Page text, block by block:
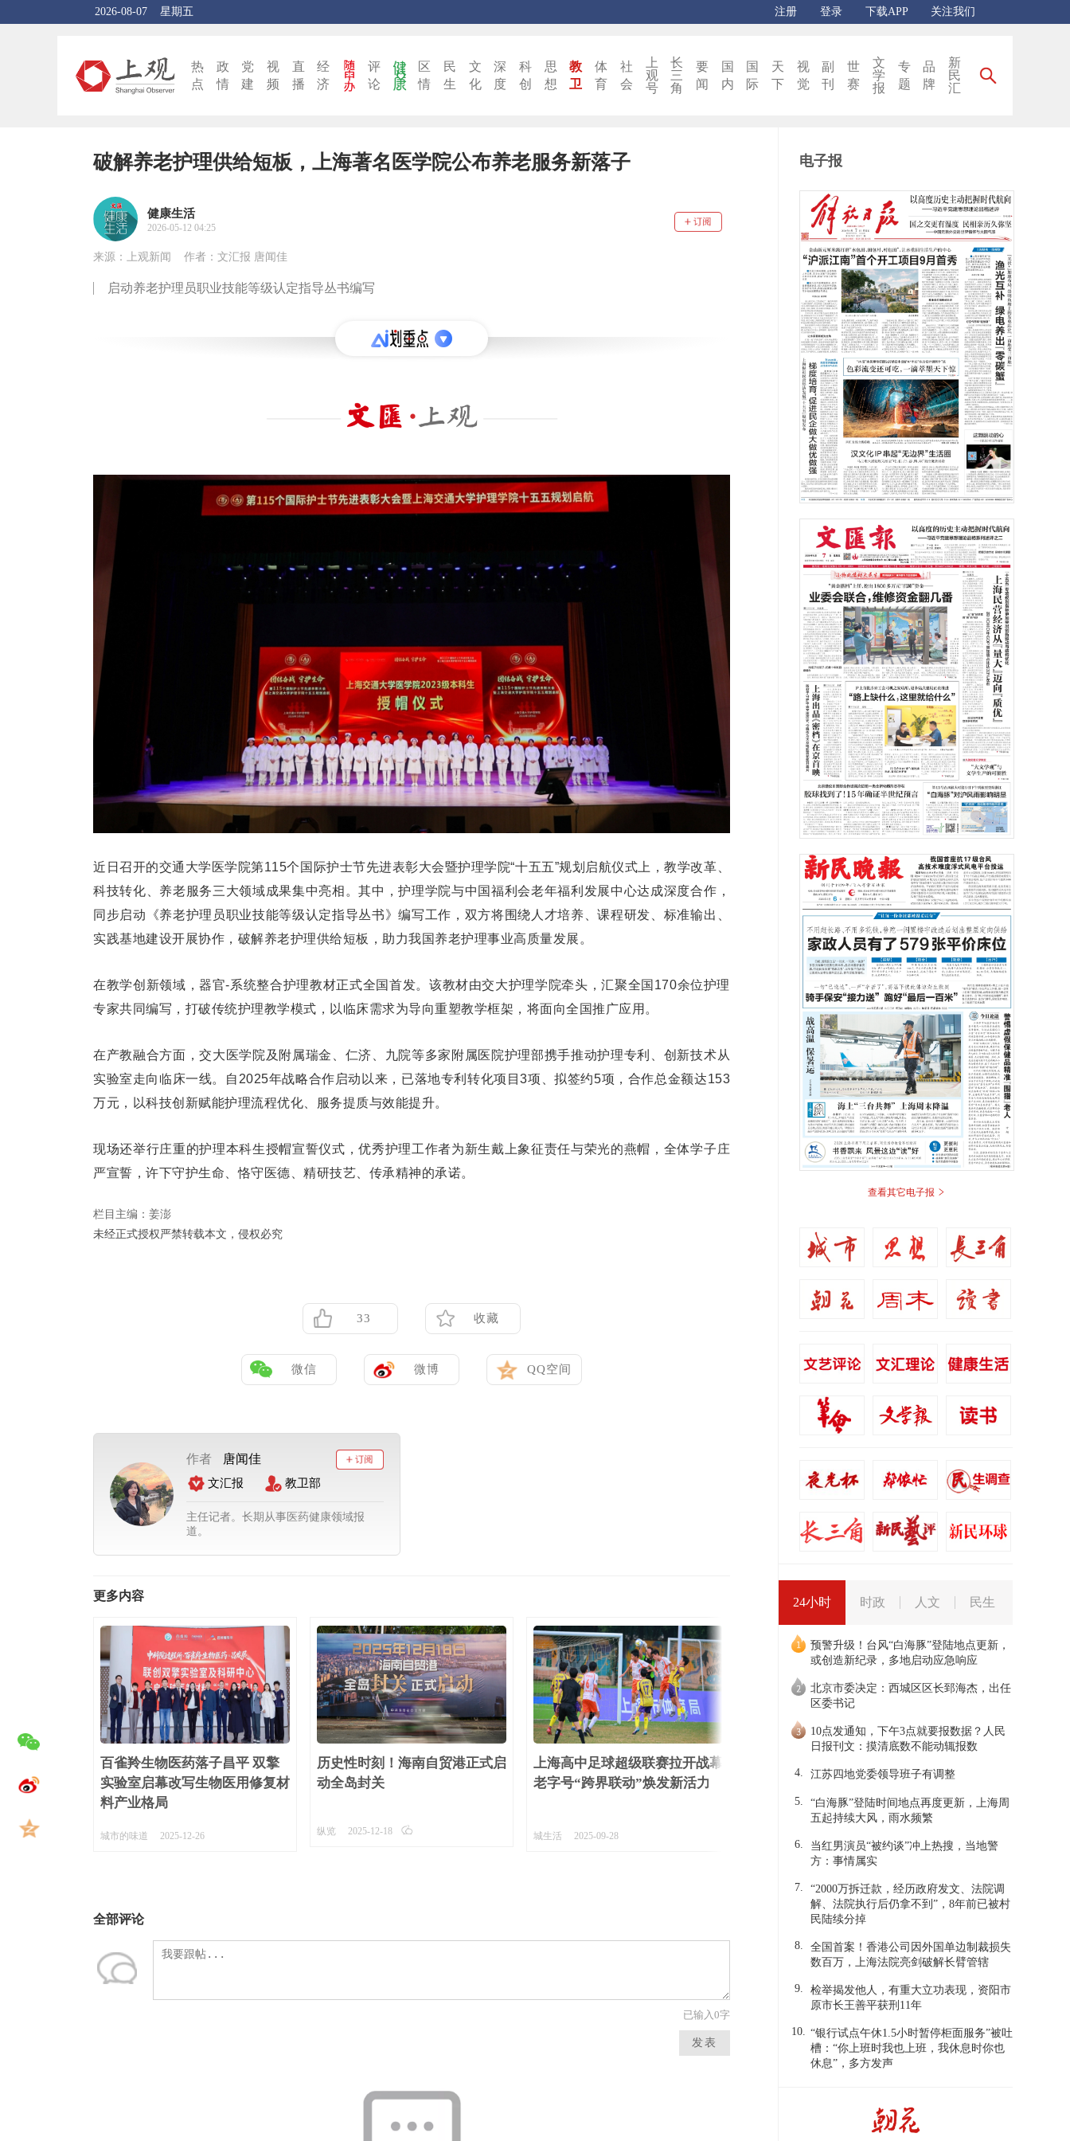
2026-08-07 星期五 注册 登录 下载APP 关注我们
热
点
政
情
党
建
视
频
直
播
经
济
评
论
区
情
民
生
文
化
深
度
科
创
思
想
教
卫
体
育
社
会
上
观
号
长
三
角
要
闻
国
内
国
际
天
下
视
觉
副
刊
世
赛
文
学
报
专
题
品
牌
新
民
汇
破解养老护理供给短板，上海著名医学院公布养老服务新落子
健康生活
2026-05-12 04:25
来源：上观新闻 作者：文汇报 唐闻佳
启动养老护理员职业技能等级认定指导丛书编写
近日召开的交通大学医学院第115个国际护士节先进表彰大会暨护理学院“十五五”规划启航仪式上，教学改革、
科技转化、养老服务三大领域成果集中亮相。其中，护理学院与中国福利会老年福利发展中心达成深度合作，
同步启动《养老护理员职业技能等级认定指导丛书》编写工作，双方将围绕人才培养、课程研发、标准输出、
实践基地建设开展协作，破解养老护理供给短板，助力我国养老护理事业高质量发展。
在教学创新领域，器官-系统整合护理教材正式全国首发。该教材由交大护理学院牵头，汇聚全国170余位护理
专家共同编写，打破传统护理教学模式，以临床需求为导向重塑教学框架，将面向全国推广应用。
在产教融合方面，交大医学院及附属瑞金、仁济、九院等多家附属医院护理部携手推动护理专利、创新技术从
实验室走向临床一线。自2025年战略合作启动以来，已落地专利转化项目3项、拟签约5项，合作总金额达153
万元，以科技创新赋能护理流程优化、服务提质与效能提升。
现场还举行庄重的护理本科生授帽宣誓仪式，优秀护理工作者为新生戴上象征责任与荣光的燕帽，全体学子庄
严宣誓，许下守护生命、恪守医德、精研技艺、传承精神的承诺。
栏目主编： 姜澎
未经正式授权严禁转载本文，侵权必究
33 收藏
微信 微博 QQ空间
作者 唐闻佳
文汇报 教卫部
主任记者。长期从事医药健康领域报
道。
更多内容
百雀羚生物医药落子昌平 双擎
实验室启幕改写生物医用修复材
料产业格局
城市的味道 2025-12-26
历史性时刻！海南自贸港正式启
动全岛封关
纵览 2025-12-18 2
上海高中足球超级联赛拉开战幕
老字号“跨界联动”焕发新活力
城生活 2025-09-28
去第二届上海市校外教育展示会
看一看吧！
全部评论
已输入0字
发表
电子报
查看其它电子报 >
24小时 时政 人文 民生
预警升级！台风“白海豚”登陆地点更新，
或创造新纪录，多地启动应急响应
北京市委决定：西城区区长郅海杰，出任
区委书记
10点发通知，下午3点就要报数据？人民
日报刊文：摸清底数不能动辄报数
4. 江苏四地党委领导班子有调整
5.
“白海豚”登陆时间地点再度更新，上海周
五起持续大风，雨水频繁
6.
当红男演员“被约谈”冲上热搜，当地警
方：事情属实
7.
“2000万拆迁款，经历政府发文、法院调
解、法院执行后仍拿不到”，8年前已被村
民陆续分掉
8.
全国首案！香港公司因外国单边制裁损失
数百万，上海法院亮剑破解长臂管辖
9.
检举揭发他人，有重大立功表现，资阳市
原市长王善平获刑11年
10. “银行试点午休1.5小时暂停柜面服务”被吐
槽：“你上班时我也上班，我休息时你也
休息”，多方发声